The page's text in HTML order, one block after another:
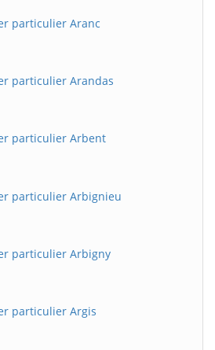
particulier Aranc
particulier Arandas
particulier Arbent
particulier Arbignieu
particulier Arbigny
particulier Argis